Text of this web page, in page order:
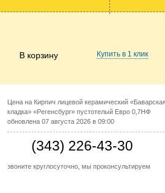
В корзину Купить в 1 клик
Цена на Кирпич лицевой керамический
кладка» «Регенсбург» пустотелый Евро 0,7НФ
обновлена 07 августа 2026 в 09:00
(343) 226-43-30
звоните круглосуточно, мы проконсультируем